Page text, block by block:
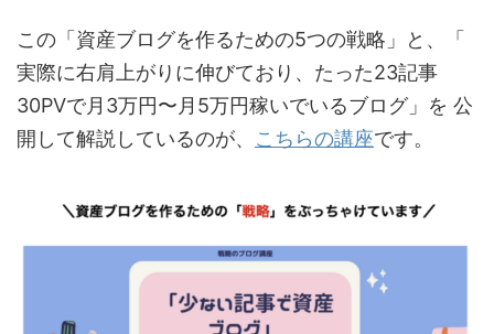
この「資産ブログを作るための5つの戦略」と、「
実際に右肩上がりに伸びており、たった23記事
30PVで月3万円〜月5万円稼いでいるブログ」を 公
開して解説しているのが、 こちらの講座です。